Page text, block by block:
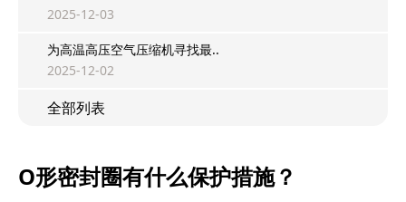
2025-12-03
为高温高压空气压缩机寻找最..
2025-12-02
全部列表
O形密封圈有什么保护措施？